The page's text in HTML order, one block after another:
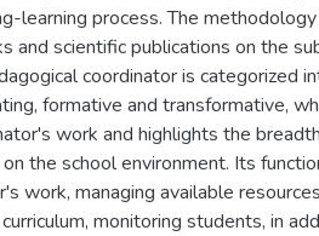
learning process. The
and scientific publications on the
coordinator is categorized
formative and transformative,
work and highlights the
the school environment. Its
work, managing available
monitoring students, in